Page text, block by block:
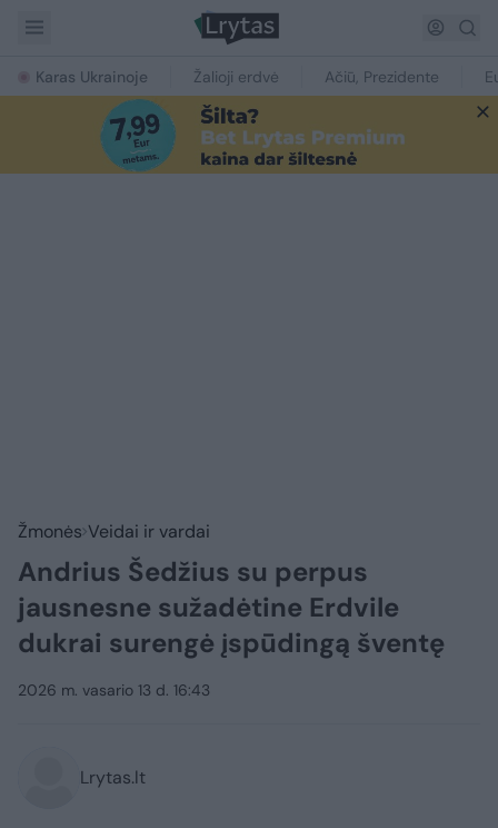
Karas Ukrainoje Žalioji erdvė Ačiū, Prezidente
Žmonės Veidai ir vardai
Andrius Šedžius su perpus
jausnesne sužadėtine Erdvile
dukrai surengė įspūdingą šventę
2026 m. vasario 13 d. 16:43
Lrytas.lt